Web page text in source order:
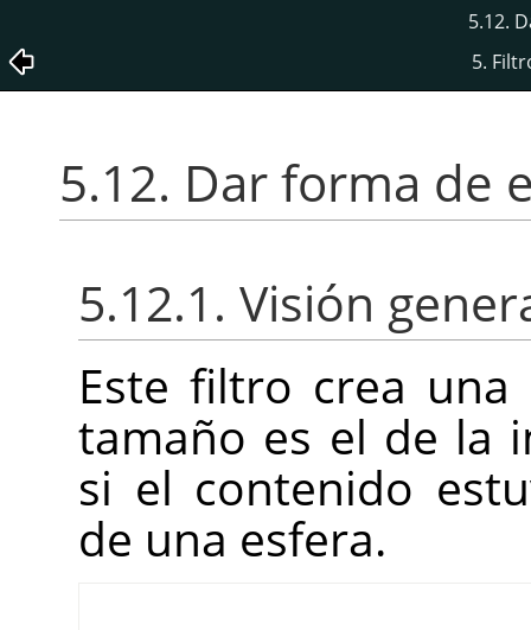
5.12.
5.
5.12. Dar forma de
5.12.1. Visión
Este filtro crea
tamaño es el de la
si el contenido
de una esfera.